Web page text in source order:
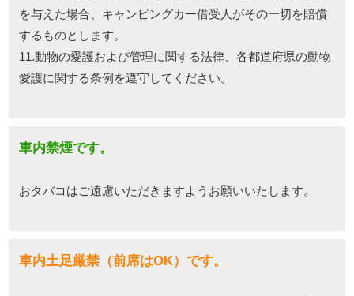
を与えた場合、キャンピングカー借受人がその一切を賠償
するものとします。
11.動物の愛護および管理に関する法律、各都道府県の動物
愛護に関する条例を遵守してください。
車内禁煙です。
おタバコはご遠慮いただきますようお願いいたします。
車内土足厳禁（前席はOK）です。